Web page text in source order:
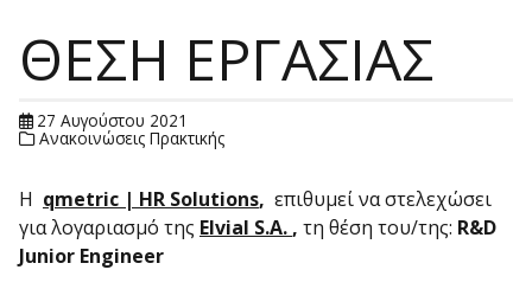
ΘΕΣΗ ΕΡΓΑΣΙΑΣ
27 Αυγούστου 2021
Ανακοινώσεις Πρακτικής
Η qmetric | HR Solutions, επιθυμεί να στελεχώσει
για λογαριασμό της Elvial S.A. , τη θέση του/της: R&D
Junior Engineer